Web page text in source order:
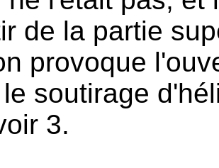
de la partie
provoque
soutirage
3.